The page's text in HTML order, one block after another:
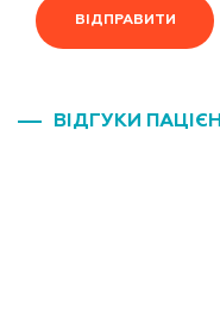
ВІДПРАВИТИ
ВІДГУКИ